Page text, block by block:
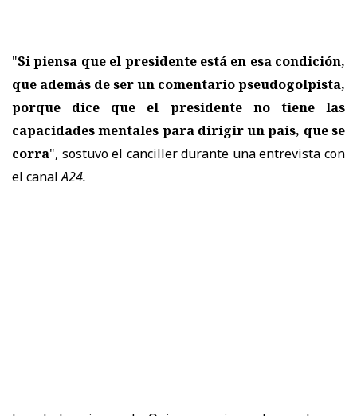
"Si piensa que el presidente está en esa condición,
que además de ser un comentario pseudogolpista,
porque dice que el presidente no tiene las
capacidades mentales para dirigir un país, que se
corra", sostuvo el canciller durante una entrevista con
el canalA24.